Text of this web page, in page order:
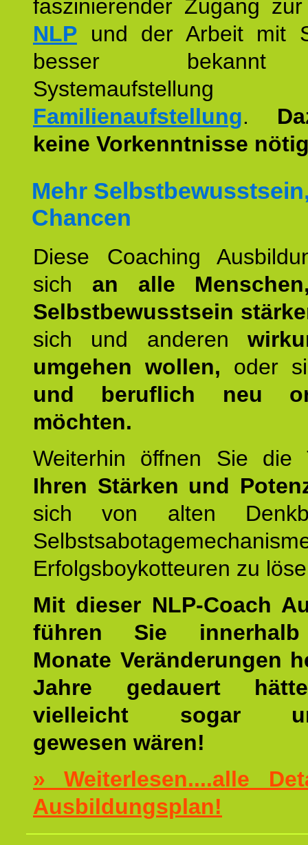
faszinierender Zugang
NLP und der Arbeit mit
besser
Familienaufstellung.
keine Vorkenntnisse
Mehr
Chancen
Diese Coaching
sich an alle
Selbstbewusstsein
sich und anderen
umgehen wollen, oder
und beruflich neu
möchten.
Weiterhin öffnen Sie
Ihren Stärken und
sich von alten
Erfolgsboykotteuren zu
Mit dieser NLP-Coach
führen Sie
Monate Veränderungen
Jahre gedauert
vielleicht sogar
gewesen wären!
» Weiterlesen....alle
Ausbildungsplan!